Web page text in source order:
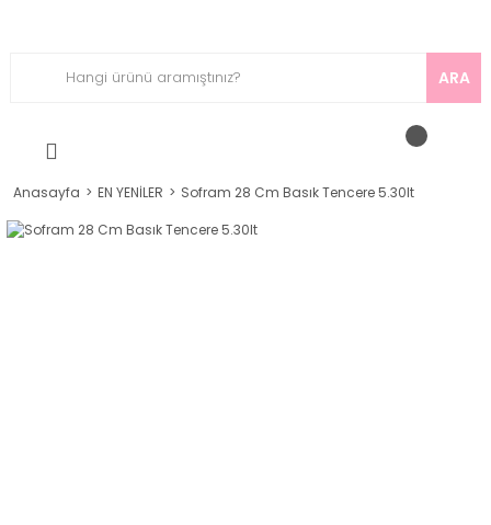
ARA
Anasayfa EN YENİLER Sofram 28 Cm Basık Tencere 5.30lt